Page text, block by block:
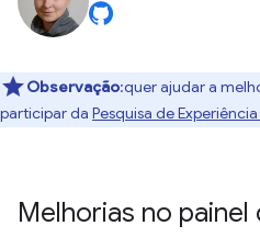
Observação:quer ajudar a
participar da Pesquisa de
Melhorias no